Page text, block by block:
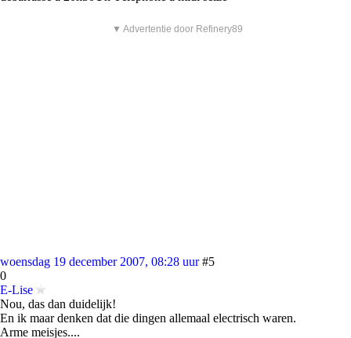
▼ Advertentie door Refinery89
woensdag 19 december 2007, 08:28 uur #5
0
E-Lise
Nou, das dan duidelijk!
En ik maar denken dat die dingen allemaal electrisch waren.
Arme meisjes....